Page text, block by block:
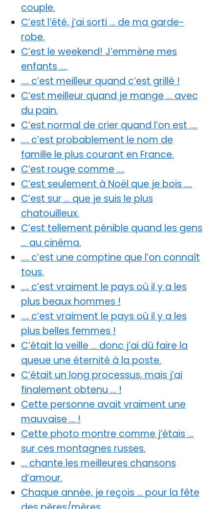
couple.
C’est l’été, j’ai sorti … de ma garde-
robe.
C’est le weekend! J’emmène mes
enfants ….
…, c’est meilleur quand c’est grillé !
C’est meilleur quand je mange … avec
du pain.
C’est normal de crier quand l’on est ….
…, c’est probablement le nom de
famille le plus courant en France.
C’est rouge comme ….
C’est seulement à Noël que je bois ….
C’est sur … que je suis le plus
chatouilleux.
C’est tellement pénible quand les gens
… au cinéma.
…, c’est une comptine que l’on connaît
tous.
…, c’est vraiment le pays où il y a les
plus beaux hommes !
…, c’est vraiment le pays où il y a les
plus belles femmes !
C’était la veille … donc j’ai dû faire la
queue une éternité à la poste.
C’était un long processus, mais j’ai
finalement obtenu … !
Cette personne avait vraiment une
mauvaise … !
Cette photo montre comme j’étais …
sur ces montagnes russes.
… chante les meilleures chansons
d’amour.
Chaque année, je reçois … pour la fête